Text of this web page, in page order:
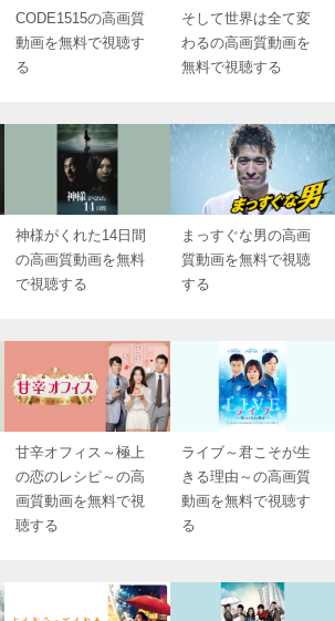
CODE1515の高画質
動画を無料で視聴す
る
そして世界は全て変
わるの高画質動画を
無料で視聴する
神様がくれた14日間
の高画質動画を無料
で視聴する
まっすぐな男の高画
質動画を無料で視聴
する
甘辛オフィス～極上
の恋のレシピ～の高
画質動画を無料で視
聴する
ライブ～君こそが生
きる理由～の高画質
動画を無料で視聴す
る